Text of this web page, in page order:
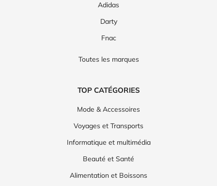
Adidas
Darty
Fnac
Toutes les marques
TOP CATÉGORIES
Mode & Accessoires
Voyages et Transports
Informatique et multimédia
Beauté et Santé
Alimentation et Boissons